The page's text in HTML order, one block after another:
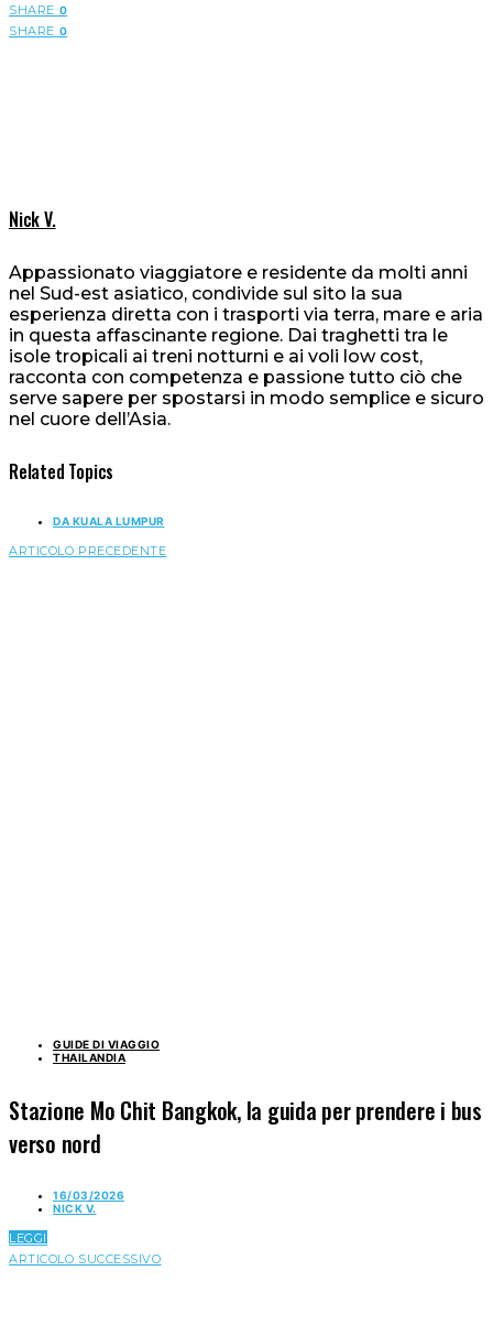
SHARE 0
SHARE 0
Nick V.
Appassionato viaggiatore e residente da molti anni
nel Sud-est asiatico, condivide sul sito la sua
esperienza diretta con i trasporti via terra, mare e aria
in questa affascinante regione. Dai traghetti tra le
isole tropicali ai treni notturni e ai voli low cost,
racconta con competenza e passione tutto ciò che
serve sapere per spostarsi in modo semplice e sicuro
nel cuore dell’Asia.
Related Topics
DA KUALA LUMPUR
ARTICOLO PRECEDENTE
GUIDE DI VIAGGIO
THAILANDIA
Stazione Mo Chit Bangkok, la guida per prendere i bus
verso nord
16/03/2026
NICK V.
LEGGI
ARTICOLO SUCCESSIVO